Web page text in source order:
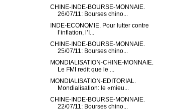
CHINE-INDE-BOURSE-MONNAIE.
26/07/11: Bourses chino...
INDE-ECONOMIE. Pour lutter contre
l’inflation, l’I...
CHINE-INDE-BOURSE-MONNAIE.
25/07/11: Bourses chino...
MONDIALISATION-CHINE-MONNAIE.
Le FMI redit que le ...
MONDIALISATION-EDITORIAL.
Mondialisation: le «mieu...
CHINE-INDE-BOURSE-MONNAIE.
22/07/11: Bourses chino...